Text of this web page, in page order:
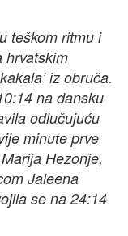
teškom ritmu i
hrvatskim
iz obruča.
na dansku
odlučujuću
minute prve
Hezonje,
Jaleena
se na 24:14